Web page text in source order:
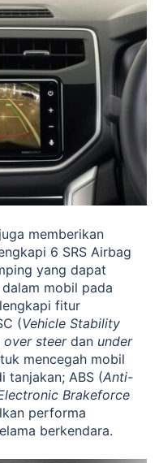
memberikan
6 SRS Airbag
yang dapat
mobil pada
fitur
(Vehicle Stability
over steerdan under
mencegah mobil
tanjakan; ABS (Anti-
Brakeforce
performa
berkendara.